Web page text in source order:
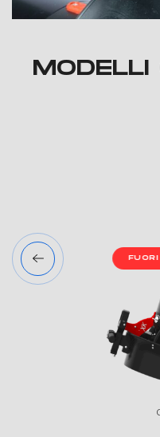
MODELLI